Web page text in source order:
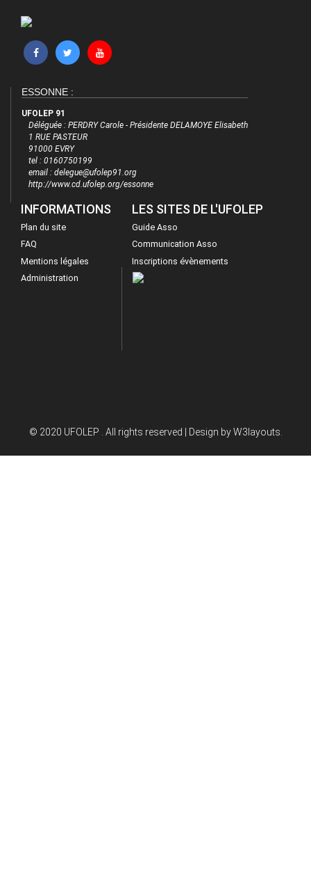
ESSONNE :
UFOLEP 91
Déléguée : PERDRY Carole - Présidente DELAMOYE Elisabeth
1 RUE PASTEUR
91000 EVRY
tel : 0160750199
email : delegue@ufolep91.org
http://www.cd.ufolep.org/essonne
INFORMATIONS
Plan du site
FAQ
Mentions légales
Administration
LES SITES DE L'UFOLEP
Guide Asso
Communication Asso
Inscriptions évènements
© 2020 UFOLEP . All rights reserved | Design byW3layouts.